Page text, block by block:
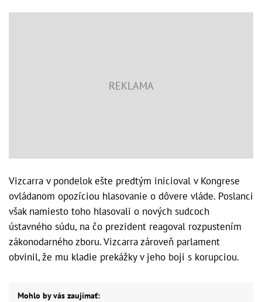
Vizcarra v pondelok ešte predtým inicioval v Kongrese
ovládanom opozíciou hlasovanie o dôvere vláde. Poslanci
však namiesto toho hlasovali o nových sudcoch
ústavného súdu, na čo prezident reagoval rozpustením
zákonodarného zboru. Vizcarra zároveň parlament
obvinil, že mu kladie prekážky v jeho boji s korupciou.
Mohlo by vás zaujímať: